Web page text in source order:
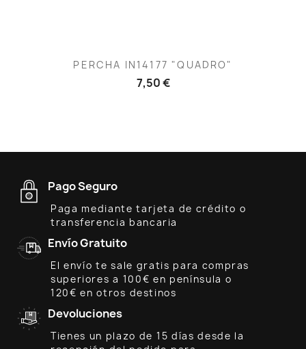
PERCHA IN14177 "QUADRO"
7,50 €
Pago Seguro
Paga mediante tarjeta de crédito o
transferencia bancaria
Envío Gratuito
El envío te sale gratis para compras
superiores a 100€ en península o
120€ en otros destinos
Devoluciones
Tienes un plazo de 15 días desde la